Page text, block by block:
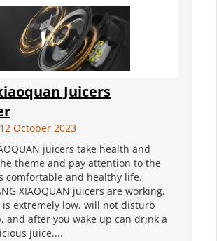
Juicers
October 2023
juicers take health and
theme and pay attention to the
comfortable and healthy life.
XIAOQUAN juicers are working,
extremely low, will not disturb
and after you wake up can drink a
juice....